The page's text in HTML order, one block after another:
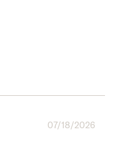
07/18/2026